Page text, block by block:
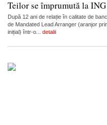
Teilor se împrumută la
După 12 ani de relație în calitate de
de Mandated Lead Arranger (aranjor
inițial) într-o... detalii